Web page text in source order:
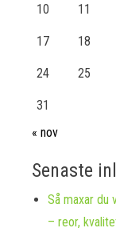
10 11
17 18
24 25
31
« nov
Senaste
Så maxar du
– reor,